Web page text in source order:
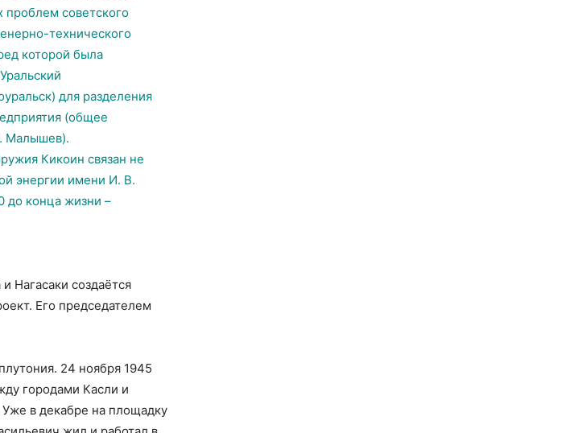
проблем советского
технического
которой была
для разделения
(общее
Малышев).
Кикоин связан не
энергии имени И. В.
до конца жизни –
Нагасаки создаётся
Его председателем
24 ноября 1945
городами Касли и
в декабре на площадку